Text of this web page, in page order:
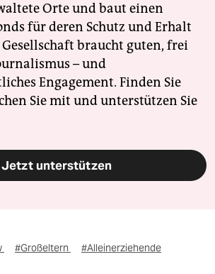
Orte und baut einen
für deren Schutz und Erhalt
braucht guten, frei
– und
Engagement. Finden Sie
Sie mit und unterstützen Sie
Jetzt unterstützen
#Großeltern #Alleinerziehende